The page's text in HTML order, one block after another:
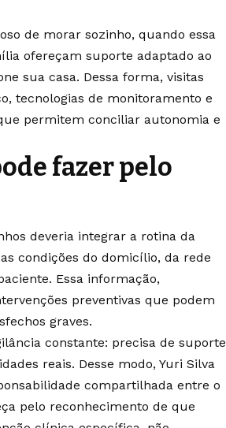
de morar sozinho, quando essa
ofereçam suporte adaptado ao
sua casa. Dessa forma, visitas
tecnologias de monitoramento e
permitem conciliar autonomia e
fazer pelo
deveria integrar a rotina da
condições do domicílio, da rede
Essa informação,
preventivas que podem
graves.
constante: precisa de suporte
reais. Desse modo, Yuri Silva
compartilhada entre o
pelo reconhecimento de que